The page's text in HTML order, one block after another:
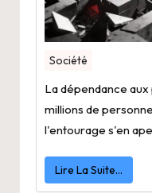
Société
La dépendance
millions de
l'entourage s'en
Lire La Suite…